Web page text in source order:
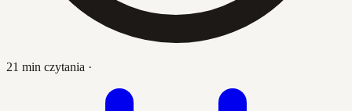
21 min czytania ·